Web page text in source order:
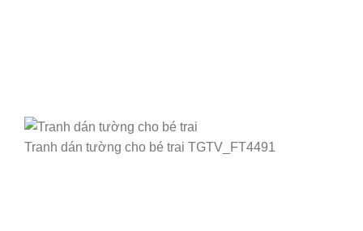
Tranh dán tường cho bé trai TGTV_FT4491